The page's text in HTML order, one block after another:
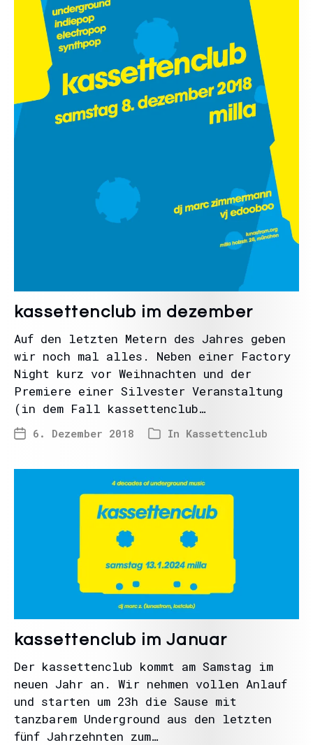
kassettenclub im dezember
Auf den letzten Metern des Jahres geben
wir noch mal alles. Neben einer Factory
Night kurz vor Weihnachten und der
Premiere einer Silvester Veranstaltung
(in dem Fall kassettenclub…
6. Dezember 2018 In Kassettenclub
kassettenclub im Januar
Der kassettenclub kommt am Samstag im
neuen Jahr an. Wir nehmen vollen Anlauf
und starten um 23h die Sause mit
tanzbarem Underground aus den letzten
fünf Jahrzehnten zum…